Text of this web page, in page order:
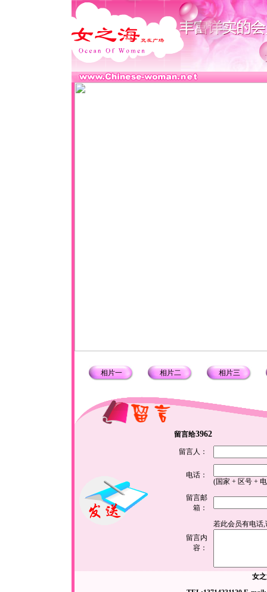
相片一 相片二 相片三
留言给3962
留言人：
电话：
(国家 + 区号 +
留言邮
箱：
留言内
容：
若此会员有电话
女